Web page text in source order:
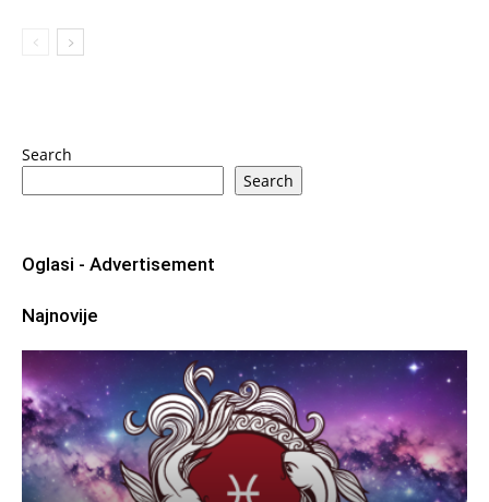
Search
Search
Oglasi - Advertisement
Najnovije